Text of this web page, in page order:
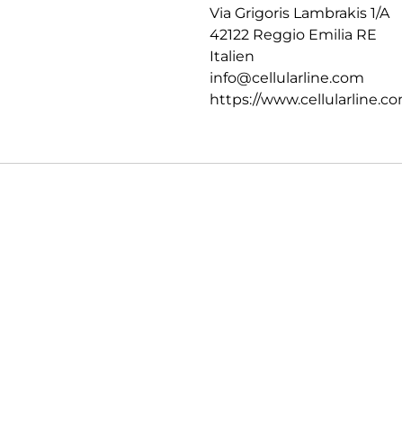
Via Grigoris Lambrakis 1/A
42122 Reggio Emilia RE
Italien
info@cellularline.com
https://